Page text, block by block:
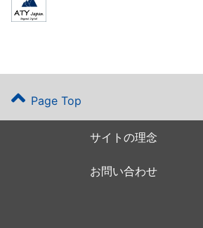
Page Top
サイトの理念
お問い合わせ